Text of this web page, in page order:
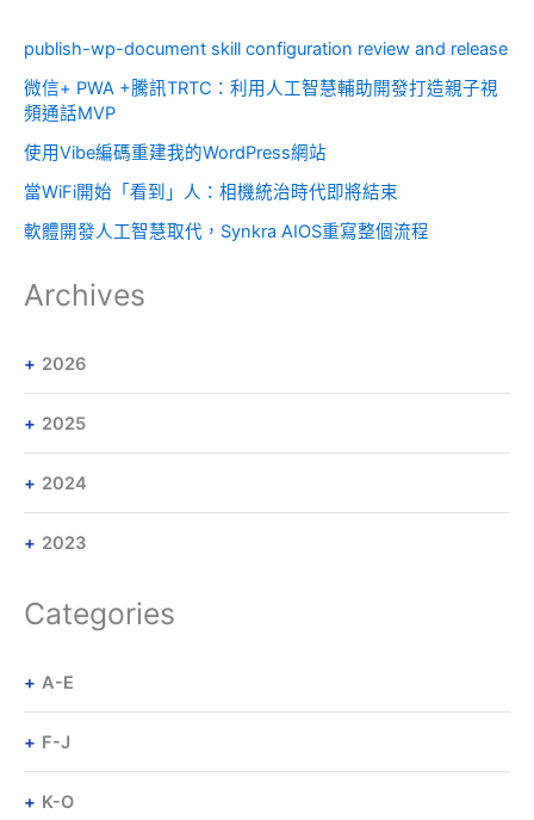
publish-wp-document skill configuration review and release
微信+ PWA +騰訊TRTC：利用人工智慧輔助開發打造親子視
頻通話MVP
使用Vibe編碼重建我的WordPress網站
當WiFi開始「看到」人：相機統治時代即將結束
軟體開發人工智慧取代，Synkra AIOS重寫整個流程
Archives
2026
2025
2024
2023
Categories
A-E
F-J
K-O